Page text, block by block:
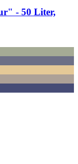
-​ 50 Liter,